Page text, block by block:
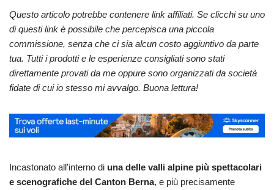
Questo articolo potrebbe contenere link affiliati. Se clicchi su uno
di questi link è possibile che percepisca una piccola
commissione, senza che ci sia alcun costo aggiuntivo da parte
tua. Tutti i prodotti e le esperienze consigliati sono stati
direttamente provati da me oppure sono organizzati da società
fidate di cui io stesso mi avvalgo. Buona lettura!
Incastonato all’interno di una delle valli alpine più spettacolari
e scenografiche del Canton Berna, e più precisamente